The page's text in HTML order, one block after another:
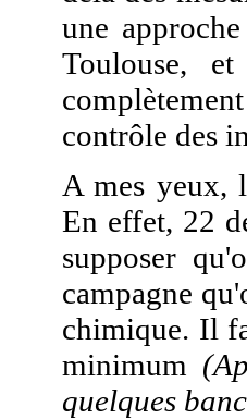
une
Toulouse,
contrôle des
A mes yeux,
En effet, 22
supposer
campagne
chimique. Il
minimum
quelques